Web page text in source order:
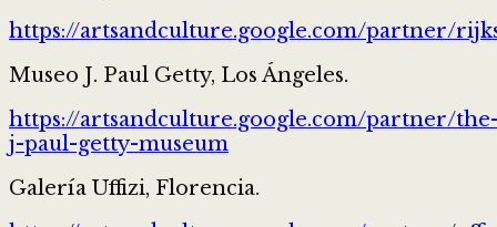
https://artsandculture.google.com/partner/
Museo J. Paul Getty, Los Ángeles.
https://artsandculture.google.com/partner/
j-paul-getty-museum
Galería Uffizi, Florencia.